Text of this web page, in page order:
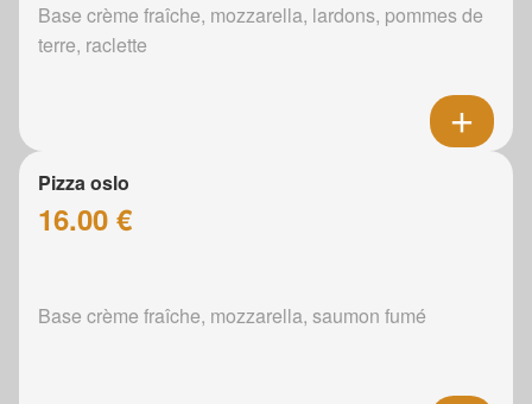
Base crème fraîche, mozzarella, lardons, pommes de
terre, raclette
Pizza oslo
16.00 €
Base crème fraîche, mozzarella, saumon fumé